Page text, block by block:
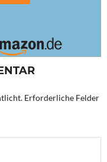
Erforderliche Felder